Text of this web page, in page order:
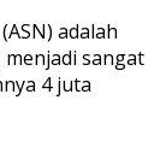
adalah
sangat
4 juta